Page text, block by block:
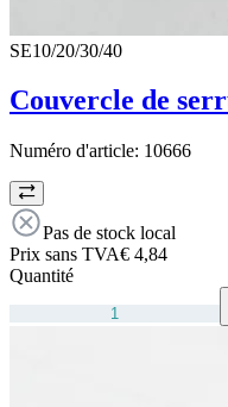
SE10/20/30/40
Couvercle de
Numéro d'article: 10666
Pas de stock local
Prix sans TVA€ 4,84
Quantité